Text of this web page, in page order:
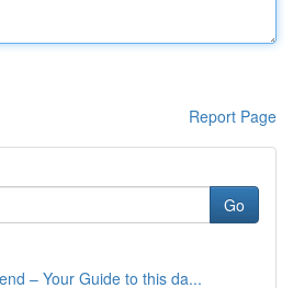
Report Page
Go
– Your Guide to this da...